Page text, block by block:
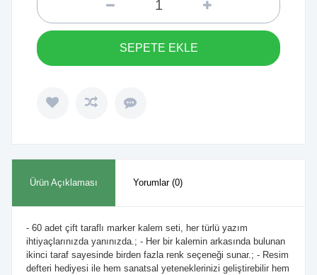
SEPETE EKLE
Ürün Açıklaması Yorumlar (0)
- 60 adet çift taraflı marker kalem seti, her türlü yazım
ihtiyaçlarınızda yanınızda.; - Her bir kalemin arkasında bulunan
ikinci taraf sayesinde birden fazla renk seçeneği sunar.; - Resim
defteri hediyesi ile hem sanatsal yeteneklerinizi geliştirebilir hem